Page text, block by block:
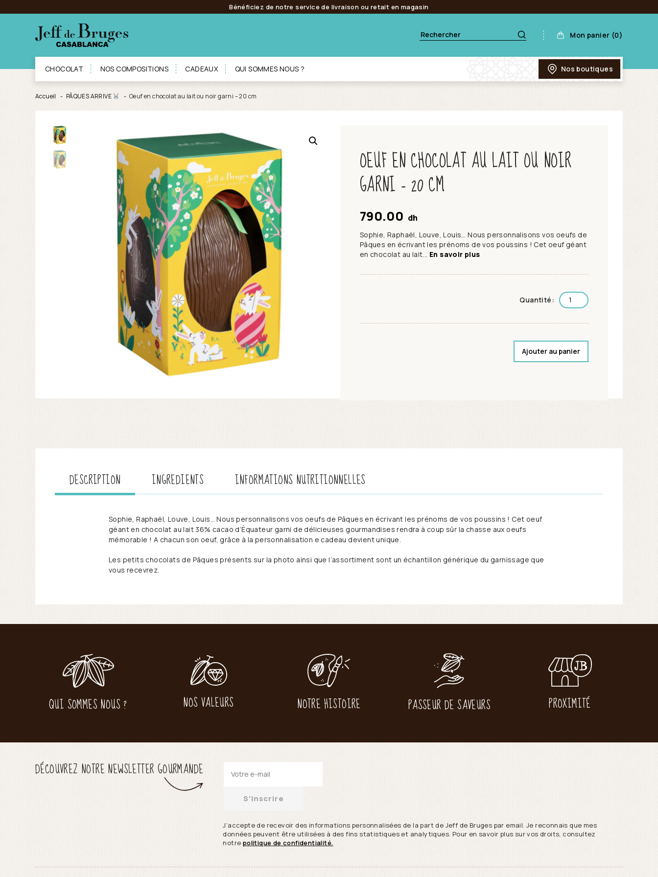
Bénéficiez de notre service de livraison ou retait en magasin
Mon panier (0)
CHOCOLAT NOS COMPOSITIONS CADEAUX QUI SOMMES NOUS ? Nos boutiques
Accueil PÂQUES ARRIVE Oeuf en chocolat au lait ou noir garni – 20 cm
OEUF EN CHOCOLAT AU LAIT OU NOIR
GARNI – 20 CM
790.00 dh
Sophie, Raphaël, Louve, Louis… Nous personnalisons vos oeufs de
Pâques en écrivant les prénoms de vos poussins ! Cet oeuf géant
en chocolat au lait... En savoir plus
Quantité:
Ajouter au panier
DESCRIPTION INGREDIENTS INFORMATIONS NUTRITIONNELLES
Sophie, Raphaël, Louve, Louis… Nous personnalisons vos oeufs de Pâques en écrivant les prénoms de vos poussins ! Cet oeuf
géant en chocolat au lait 36% cacao d’Équateur garni de délicieuses gourmandises rendra à coup sûr la chasse aux oeufs
mémorable ! A chacun son oeuf, grâce à la personnalisation e cadeau devient unique.
Les petits chocolats de Pâques présents sur la photo ainsi que l’assortiment sont un échantillon générique du garnissage que
vous recevrez.
QUI SOMMES NOUS ? NOS VALEURS NOTRE HISTOIRE PASSEUR DE SAVEURS PROXIMITÉ
DÉCOUVREZ NOTRE NEWSLETTER GOURMANDE
S'inscrire
J’accepte de recevoir des informations personnalisées de la part de Jeff de Bruges par email. Je reconnais que mes
données peuvent être utilisées à des fins statistiques et analytiques. Pour en savoir plus sur vos droits, consultez
notre politique de confidentialité.